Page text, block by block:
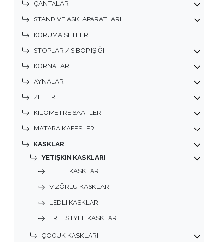
ÇANTALAR
STAND VE ASKI APARATLARI
KORUMA SETLERI
STOPLAR / SIBOP IŞIĞI
KORNALAR
AYNALAR
ZILLER
KILOMETRE SAATLERI
MATARA KAFESLERI
KASKLAR
YETIŞKIN KASKLARI
FILELI KASKLAR
VIZÖRLÜ KASKLAR
LEDLI KASKLAR
FREESTYLE KASKLAR
ÇOCUK KASKLARI